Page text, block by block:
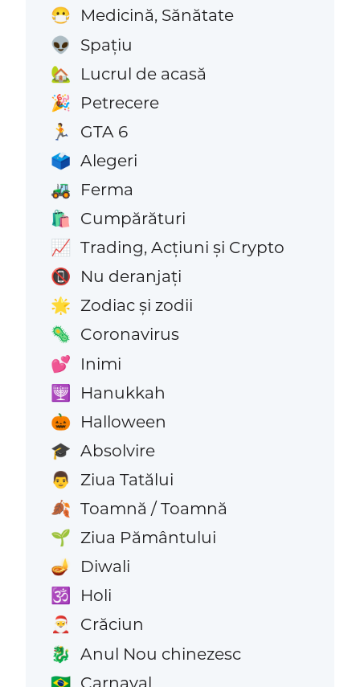
😷 Medicină, Sănătate
👽 Spațiu
🏡 Lucrul de acasă
🎉 Petrecere
🏃 GTA 6
🗳️ Alegeri
🚜 Ferma
🛍️ Cumpărături
📈 Trading, Acțiuni și Crypto
📵 Nu deranjați
🌟 Zodiac și zodii
🦠 Coronavirus
💕 Inimi
🕎 Hanukkah
🎃 Halloween
🎓 Absolvire
👨 Ziua Tatălui
🍂 Toamnă / Toamnă
🌱 Ziua Pământului
🪔 Diwali
🕉️ Holi
🎅 Crăciun
🐉 Anul Nou chinezesc
🇧🇷 Carnaval